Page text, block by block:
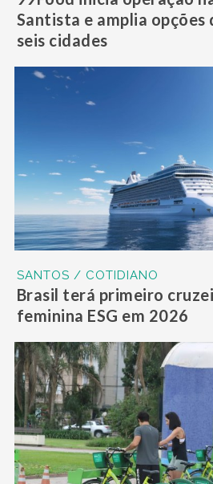
Santista e amplia opções
seis cidades
SANTOS / COTIDIANO
Brasil terá primeiro
feminina ESG em 2026